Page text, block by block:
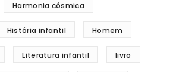
Harmonia cósmica
História infantil Homem
Literatura infantil livro